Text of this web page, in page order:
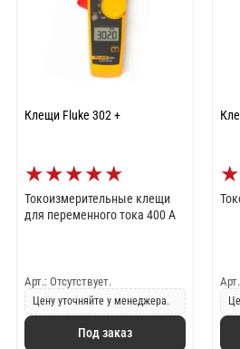
Клещи Fluke 302 +
★★★★★
Токоизмерительные клещи
для переменного тока 400 A
Арт.: Отсутствует.
Цену уточняйте у менеджера.
Под заказ
★